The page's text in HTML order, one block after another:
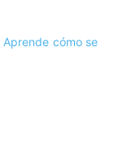
Aprende cómo se